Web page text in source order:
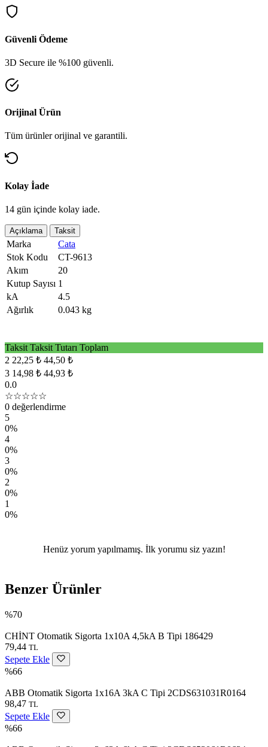
Güvenli Ödeme
3D Secure ile %100 güvenli.
Orijinal Ürün
Tüm ürünler orijinal ve garantili.
Kolay İade
14 gün içinde kolay iade.
Açıklama Taksit
Marka
Cata
Stok Kodu
CT-9613
Akım
20
Kutup Sayısı 1
kA
4.5
Ağırlık
0.043 kg
Taksit Taksit Tutarı Toplam
2 22,25 ₺ 44,50 ₺
3 14,98 ₺ 44,93 ₺
0.0
☆☆☆☆☆
0 değerlendirme
5
0%
4
0%
3
0%
2
0%
1
0%
Henüz yorum yapılmamış. İlk yorumu siz yazın!
Benzer Ürünler
%70
CHİNT Otomatik Sigorta 1x10A 4,5kA B Tipi 186429
79,44 TL
Sepete Ekle
%66
ABB Otomatik Sigorta 1x16A 3kA C Tipi 2CDS631031R0164
98,47 TL
Sepete Ekle
%66